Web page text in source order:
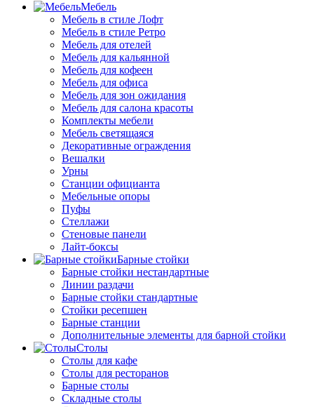
Мебель
Мебель в стиле Лофт
Мебель в стиле Ретро
Мебель для отелей
Мебель для кальянной
Мебель для кофеен
Мебель для офиса
Мебель для зон ожидания
Мебель для салона красоты
Комплекты мебели
Мебель светящаяся
Декоративные ограждения
Вешалки
Урны
Станции официанта
Мебельные опоры
Пуфы
Стеллажи
Стеновые панели
Лайт-боксы
Барные стойки
Барные стойки нестандартные
Линии раздачи
Барные стойки стандартные
Стойки ресепшен
Барные станции
Дополнительные элементы для барной стойки
Столы
Столы для кафе
Столы для ресторанов
Барные столы
Складные столы